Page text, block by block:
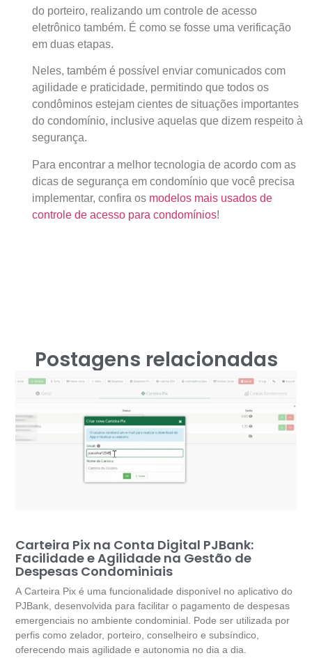
do porteiro, realizando um controle de acesso
eletrônico também. É como se fosse uma verificação
em duas etapas.
Neles, também é possível enviar comunicados com
agilidade e praticidade, permitindo que todos os
condôminos estejam cientes de situações importantes
do condomínio, inclusive aquelas que dizem respeito à
segurança.
Para encontrar a melhor tecnologia de acordo com as
dicas de segurança em condomínio que você precisa
implementar, confira os modelos mais usados de
controle de acesso para condomínios!
Postagens relacionadas
Carteira Pix na Conta Digital PJBank:
Facilidade e Agilidade na Gestão de
Despesas Condominiais
A Carteira Pix é uma funcionalidade disponível no aplicativo do
PJBank, desenvolvida para facilitar o pagamento de despesas
emergenciais no ambiente condominial. Pode ser utilizada por
perfis como zelador, porteiro, conselheiro e subsíndico,
oferecendo mais agilidade e autonomia no dia a dia.